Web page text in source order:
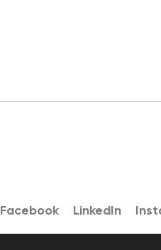
Facebook LinkedIn